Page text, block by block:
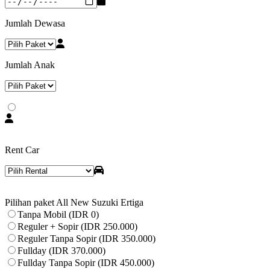
Jumlah Dewasa
Jumlah Anak
Rent Car
Pilihan paket All New Suzuki Ertiga
Tanpa Mobil (IDR 0)
Reguler + Sopir (IDR 250.000)
Reguler Tanpa Sopir (IDR 350.000)
Fullday (IDR 370.000)
Fullday Tanpa Sopir (IDR 450.000)